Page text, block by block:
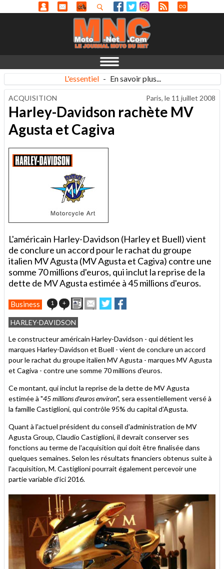
L'essentiel - En savoir plus...
ACQUISITION Paris, le 11 juillet 2008
Harley-Davidson rachète MV
Agusta et Cagiva
L'américain Harley-Davidson (Harley et Buell) vient
de conclure un accord pour le rachat du groupe
italien MV Agusta (MV Agusta et Cagiva) contre une
somme 70 millions d'euros, qui inclut la reprise de la
dette de MV Agusta estimée à 45 millions d'euros.
Business 1 + ImprimerEnvoyer
cet
un
ami
Partager
sur
sur
HARLEY-DAVIDSON
Le constructeur américain Harley-Davidson - qui détient les
marques Harley-Davidson et Buell - vient de conclure un accord
pour le rachat du groupe italien MV Agusta - marques MV Agusta
et Cagiva - contre une somme 70 millions d'euros.
Ce montant, qui inclut la reprise de la dette de MV Agusta
estimée à "45 millions d'euros environ", sera essentiellement versé à
la famille Castiglioni, qui contrôle 95% du capital d'Agusta.
Quant à l'actuel président du conseil d'administration de MV
Agusta Group, Claudio Castiglioni, il devrait conserver ses
fonctions au terme de l'acquisition qui doit être finalisée dans
quelques semaines. Selon les résultats financiers obtenus suite à
l'acquisition, M. Castiglioni pourrait également percevoir une
partie variable d'ici 2016.